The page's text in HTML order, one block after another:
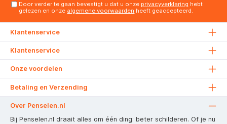
Door verder te gaan bevestigt u dat u onze privacyverklaring hebt
gelezen en onze algemene voorwaarden heeft geaccepteerd.
Klantenservice
Klantenservice
Onze voordelen
Betaling en Verzending
Over Penselen.nl
Bij Penselen.nl draait alles om één ding: beter schilderen. Of je nu